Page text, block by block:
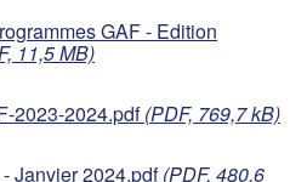
GAF - Edition
11,5 MB)
2023-2024.pdf(PDF, 769,7 kB)
Janvier 2024.pdf(PDF, 480,6